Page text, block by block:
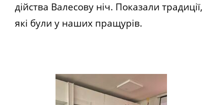
дійства Валесову ніч. Показали традиції,
які були у наших пращурів.